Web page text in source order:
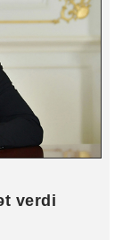
verdi